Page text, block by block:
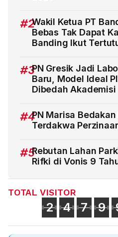
#2Wakil Ketua PT
Bebas Tak Dapat
Banding Ikut
#3PN Gresik Jadi
Baru, Model Ideal
Dibedah Akademisi
#4PN Marisa
Terdakwa
#5Rebutan Lahan
Rifki di Vonis 9
TOTAL VISITOR
2 4 7 9